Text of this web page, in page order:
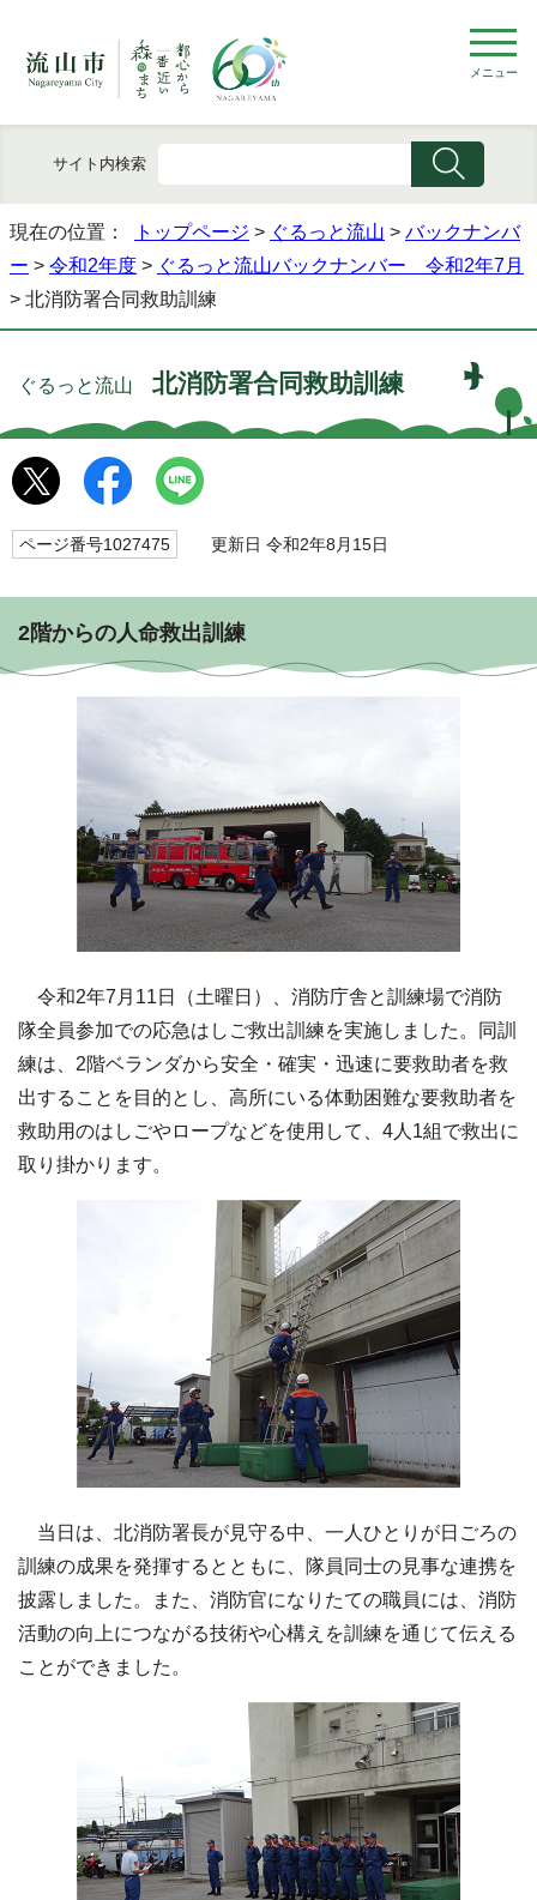
メニュー
サイト内検索
現在の位置： トップページ > ぐるっと流山 > バックナンバ
ー > 令和2年度 > ぐるっと流山バックナンバー 令和2年7月
> 北消防署合同救助訓練
ぐるっと流山 北消防署合同救助訓練
ページ番号1027475 更新日 令和2年8月15日
2階からの人命救出訓練
令和2年7月11日（土曜日）、消防庁舎と訓練場で消防
隊全員参加での応急はしご救出訓練を実施しました。同訓
練は、2階ベランダから安全・確実・迅速に要救助者を救
出することを目的とし、高所にいる体動困難な要救助者を
救助用のはしごやロープなどを使用して、4人1組で救出に
取り掛かります。
当日は、北消防署長が見守る中、一人ひとりが日ごろの
訓練の成果を発揮するとともに、隊員同士の見事な連携を
披露しました。また、消防官になりたての職員には、消防
活動の向上につながる技術や心構えを訓練を通じて伝える
ことができました。